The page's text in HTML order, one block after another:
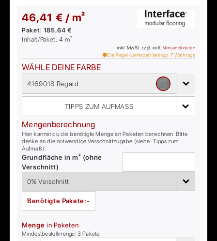
46,41 € / m²
Paket: 185,64 €
Inhalt/Paket:4 m²
inkl. MwSt. zzgl. evtl. Versandkosten
Die Regel-Lieferzeit beträgt: 7 Werktage
WÄHLE DEINE FARBE
4169018 Regard
TIPPS ZUM AUFMASS
Mengenberechnung
Hier kannst du die benötigte Menge an Paketen berechnen. Bitte
denke an die notwendige Verschnittzugabe (siehe: Tipps zum
Aufmaß).
Grundfläche in m² (ohne
Verschnitt)
Benötigte Pakete:-
Menge in Paketen
Mindestbestellmenge:3 Pakete